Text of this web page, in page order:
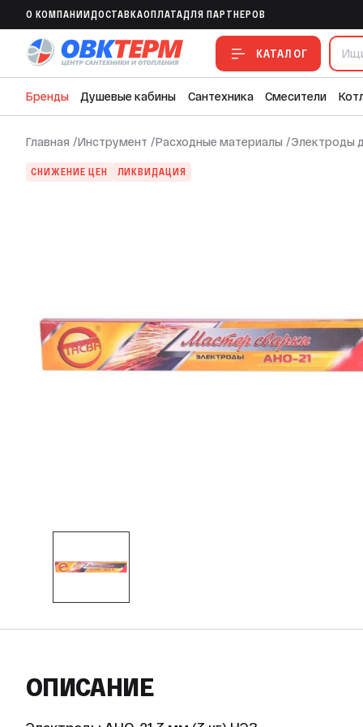
O КОМПАНИИ ДОСТАВКАОПЛАТАДЛЯ ПАРТНЕРОВ
КАТАЛОГ
Бренды Душевые кабины Сантехника Смесители
Главная /Инструмент /Расходные материалы /Электроды
СНИЖЕНИЕ ЦЕН ЛИКВИДАЦИЯ
ОПИСАНИЕ
Электроды АНО-21 3мм (3кг) НЭЗ
В ИЗБРАННОЕ В СРАВНЕНИЕ В СМЕТУ